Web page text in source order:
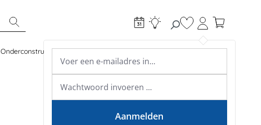
Academy & webinars
Expertkennis
Tools
Je hebt 0 items op
Aanmelden
Onderconstructie Toebehoren